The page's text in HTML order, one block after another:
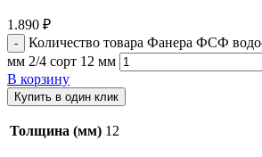
1.890 ₽
Количество товара Фанера ФСФ
мм 2/4 сорт 12 мм
В корзину
Купить в один клик
Толщина (мм) 12